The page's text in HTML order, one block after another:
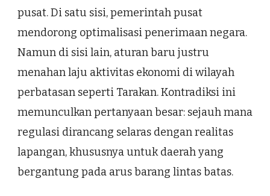
pusat. Di satu sisi, pemerintah pusat
mendorong optimalisasi penerimaan negara.
Namun di sisi lain, aturan baru justru
menahan laju aktivitas ekonomi di wilayah
perbatasan seperti Tarakan. Kontradiksi ini
memunculkan pertanyaan besar: sejauh mana
regulasi dirancang selaras dengan realitas
lapangan, khususnya untuk daerah yang
bergantung pada arus barang lintas batas.